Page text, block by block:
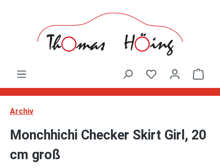
Archiv
Monchhichi Checker Skirt Girl, 20
cm groß